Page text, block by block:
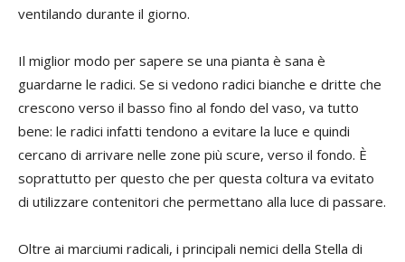
ventilando durante il giorno.
Il miglior modo per sapere se una pianta è sana è
guardarne le radici. Se si vedono radici bianche e dritte che
crescono verso il basso fino al fondo del vaso, va tutto
bene: le radici infatti tendono a evitare la luce e quindi
cercano di arrivare nelle zone più scure, verso il fondo. È
soprattutto per questo che per questa coltura va evitato
di utilizzare contenitori che permettano alla luce di passare.
Oltre ai marciumi radicali, i principali nemici della Stella di